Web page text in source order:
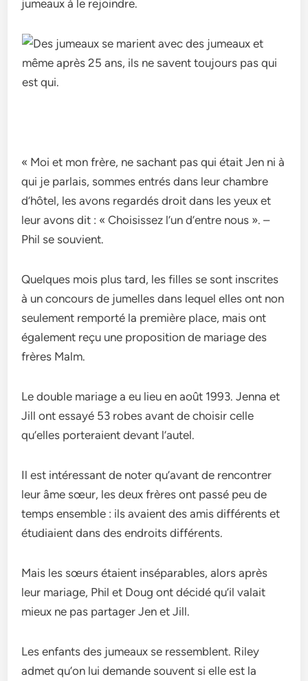
jumeaux à le rejoindre.
« Moi et mon frère, ne sachant pas qui était Jen ni à
qui je parlais, sommes entrés dans leur chambre
d’hôtel, les avons regardés droit dans les yeux et
leur avons dit : « Choisissez l’un d’entre nous ». –
Phil se souvient.
Quelques mois plus tard, les filles se sont inscrites
à un concours de jumelles dans lequel elles ont non
seulement remporté la première place, mais ont
également reçu une proposition de mariage des
frères Malm.
Le double mariage a eu lieu en août 1993. Jenna et
Jill ont essayé 53 robes avant de choisir celle
qu’elles porteraient devant l’autel.
Il est intéressant de noter qu’avant de rencontrer
leur âme sœur, les deux frères ont passé peu de
temps ensemble : ils avaient des amis différents et
étudiaient dans des endroits différents.
Mais les sœurs étaient inséparables, alors après
leur mariage, Phil et Doug ont décidé qu’il valait
mieux ne pas partager Jen et Jill.
Les enfants des jumeaux se ressemblent. Riley
admet qu’on lui demande souvent si elle est la